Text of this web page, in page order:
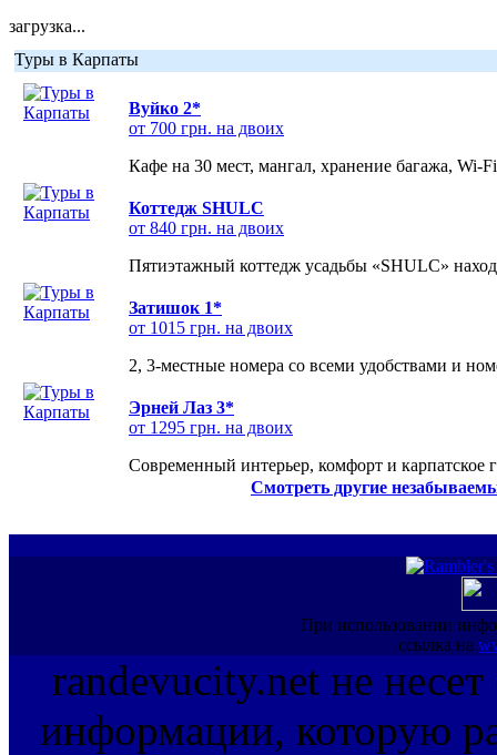
загрузка...
Туры в Карпаты
Вуйко 2*
от 700 грн. на двоих
Кафе на 30 мест, мангал, хранение багажа, Wi-
Коттедж SHULC
от 840 грн. на двоих
Пятиэтажный коттедж усадьбы «SHULC»
Затишок 1*
от 1015 грн. на двоих
2, 3-местные номера со всеми удобствами и
Эрней Лаз 3*
от 1295 грн. на двоих
Современный интерьер, комфорт и карпатское
Смотреть другие
При использовании
ссылка на
randevucity.net не несет
информации, которую